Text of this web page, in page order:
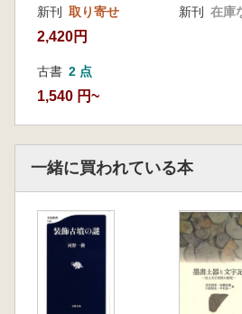
新刊 取り寄せ
2,420円
古書 2 点
1,540 円~
新刊 在庫
一緒に買われている本